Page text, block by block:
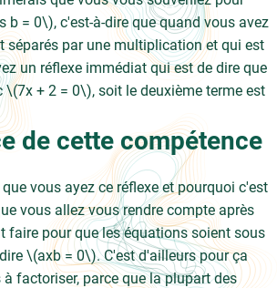
b = 0\), c'est-à-dire que quand vous avez
séparés par une multiplication et qui est
un réflexe immédiat qui est de dire que
\(7x + 2 = 0\), soit le deuxième terme est
de cette compétence
vous ayez ce réflexe et pourquoi c'est
vous allez vous rendre compte après
faire pour que les équations soient sous
\(axb = 0\). C'est d'ailleurs pour ça
factoriser, parce que la plupart des